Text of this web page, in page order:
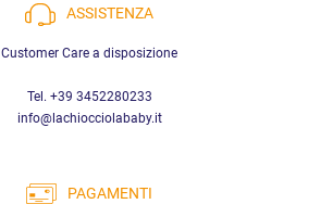
ASSISTENZA
Customer Care a disposizione
Tel. +39 3452280233
info@lachiocciolababy.it
PAGAMENTI